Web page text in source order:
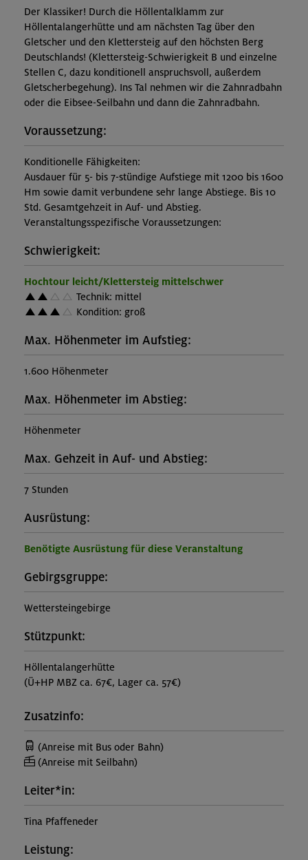
Der Klassiker! Durch die Höllentalklamm zur
Höllentalangerhütte und am nächsten Tag über den
Gletscher und den Klettersteig auf den höchsten Berg
Deutschlands! (Klettersteig-Schwierigkeit B und einzelne
Stellen C, dazu konditionell anspruchsvoll, außerdem
Gletscherbegehung). Ins Tal nehmen wir die Zahnradbahn
oder die Eibsee-Seilbahn und dann die Zahnradbahn.
Voraussetzung:
Konditionelle Fähigkeiten:
Ausdauer für 5- bis 7-stündige Aufstiege mit 1200 bis 1600
Hm sowie damit verbundene sehr lange Abstiege. Bis 10
Std. Gesamtgehzeit in Auf- und Abstieg.
Veranstaltungsspezifische Voraussetzungen:
Schwierigkeit:
Hochtour leicht/Klettersteig mittelschwer
Technik: mittel
Kondition: groß
Max. Höhenmeter im Aufstieg:
1.600 Höhenmeter
Max. Höhenmeter im Abstieg:
Höhenmeter
Max. Gehzeit in Auf- und Abstieg:
7 Stunden
Ausrüstung:
Benötigte Ausrüstung für diese Veranstaltung
Gebirgsgruppe:
Wettersteingebirge
Stützpunkt:
Höllentalangerhütte
(Ü+HP MBZ ca. 67€, Lager ca. 57€)
Zusatzinfo:
(Anreise mit Bus oder Bahn)
(Anreise mit Seilbahn)
Leiter*in:
Tina Pfaffeneder
Leistung: